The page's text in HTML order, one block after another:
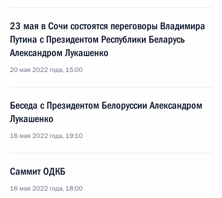
23 мая в Сочи состоятся переговоры Владимира
Путина с Президентом Республики Беларусь
Александром Лукашенко
20 мая 2022 года, 15:00
Беседа с Президентом Белоруссии Александром
Лукашенко
16 мая 2022 года, 19:10
Саммит ОДКБ
16 мая 2022 года, 18:00